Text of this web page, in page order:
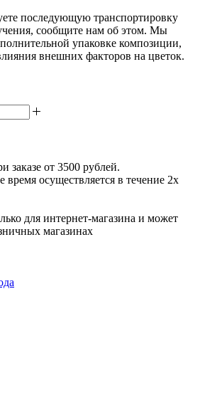
последующую транспортировку
сообщите нам об этом. Мы
упаковке композиции,
внешних факторов на цветок.
заказе от 3500 рублей.
осуществляется в течение 2х
для интернет-магазина и может
магазинах